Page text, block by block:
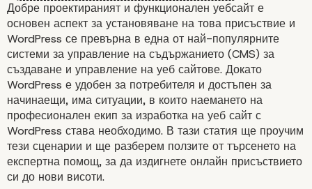
Добре проектираният и функционален уебсайт е
основен аспект за установяване на това присъствие и
WordPress се превърна в една от най-популярните
системи за управление на съдържанието (CMS) за
създаване и управление на уеб сайтове. Докато
WordPress е удобен за потребителя и достъпен за
начинаещи, има ситуации, в които наемането на
професионален екип за изработка на уеб сайт с
WordPress става необходимо. В тази статия ще проучим
тези сценарии и ще разберем ползите от търсенето на
експертна помощ, за да издигнете онлайн присъствието
си до нови висоти.